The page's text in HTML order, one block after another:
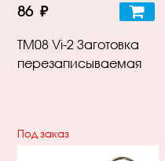
86 ₽
TM08 Vi-2 Заготовка
перезаписываемая
Под заказ